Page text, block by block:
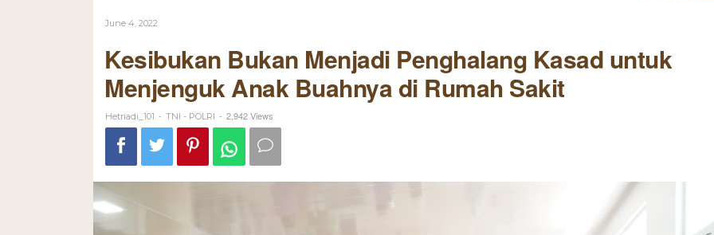
June 4, 2022
Kesibukan Bukan Menjadi Penghalang Kasad untuk
Menjenguk Anak Buahnya di Rumah Sakit
Hetriadi_101 - TNI - POLRI - 2,942 Views